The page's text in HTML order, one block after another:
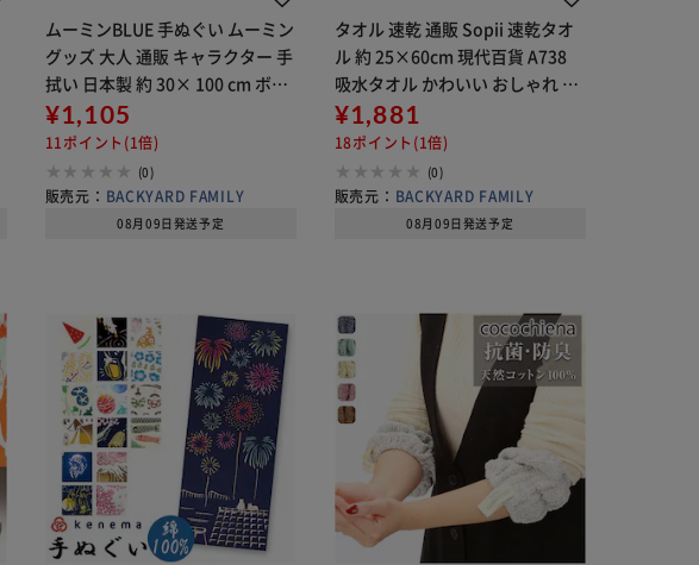
ムーミンBLUE 手ぬぐい ムーミン
グッズ 大人 通販 キャラクター 手
拭い 日本製 約 30× 100 cm ボデ
ィータオル ボディタオル ヨコズ
ナ YOKOZUNA おしゃれ 綿100％
抗菌
¥1,105
11ポイント(1倍)
(0)
販売元： BACKYARD FAMILY
08月09日発送予定
タオル 速乾 通販 Sopii 速乾タオ
ル 約 25×60cm 現代百貨 A738
吸水タオル かわいい おしゃれ ヘ
アドライ 猫 ねこ ネコ キャット c
at 髪 ペットタオル 可愛らしい 乾
く 厚
¥1,881
18ポイント(1倍)
(0)
販売元： BACKYARD FAMILY
08月09日発送予定